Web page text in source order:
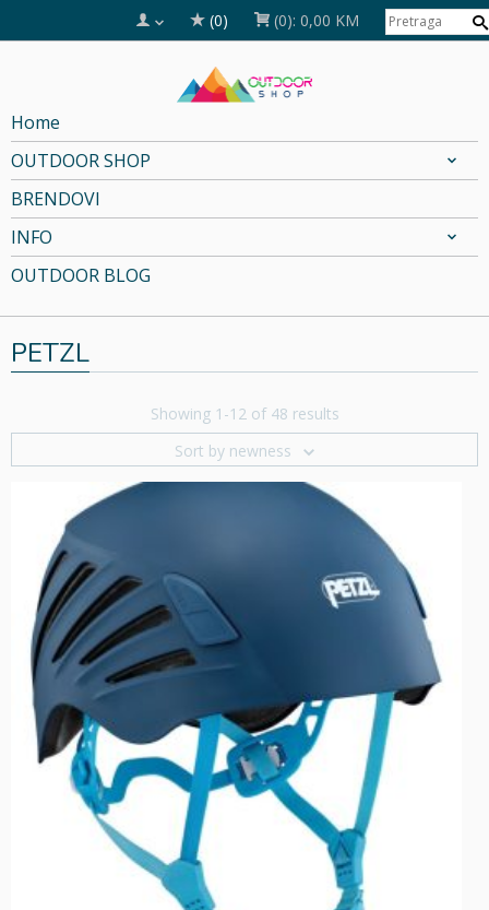
(0) (0): 0,00 KM
Home
OUTDOOR SHOP
BRENDOVI
INFO
OUTDOOR BLOG
PETZL
Showing 1-12 of 48 results
Sort by newness